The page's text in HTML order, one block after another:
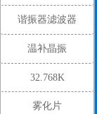
谐振器滤波器
温补晶振
32.768K
雾化片